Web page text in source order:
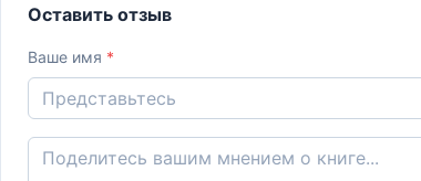
Оставить отзыв
Ваше имя *